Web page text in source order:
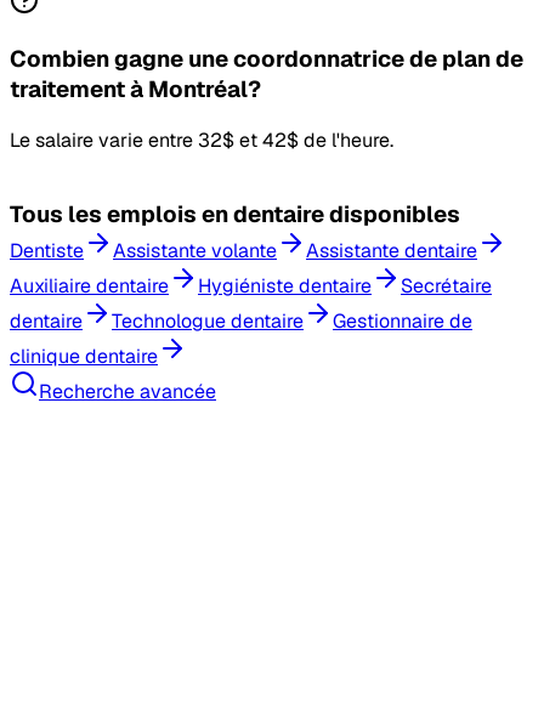
Combien gagne une coordonnatrice de plan de
traitement à Montréal?
Le salaire varie entre 32$ et 42$ de l'heure.
Tous les emplois en dentairedisponibles
Dentiste Assistante volante
Assistante dentaire
Auxiliaire dentaire
Hygiéniste dentaire
Secrétaire
dentaire
Technologue dentaire
Gestionnaire de
clinique dentaire
Recherche avancée